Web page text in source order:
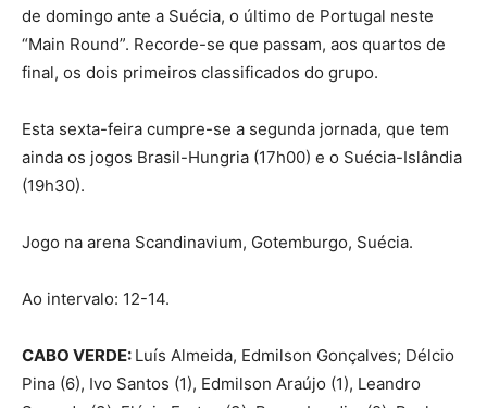
de domingo ante a Suécia, o último de Portugal neste
“Main Round”. Recorde-se que passam, aos quartos de
final, os dois primeiros classificados do grupo.
Esta sexta-feira cumpre-se a segunda jornada, que tem
ainda os jogos Brasil-Hungria (17h00) e o Suécia-Islândia
(19h30).
Jogo na arena Scandinavium, Gotemburgo, Suécia.
Ao intervalo: 12-14.
CABO VERDE: Luís Almeida, Edmilson Gonçalves; Délcio
Pina (6), Ivo Santos (1), Edmilson Araújo (1), Leandro